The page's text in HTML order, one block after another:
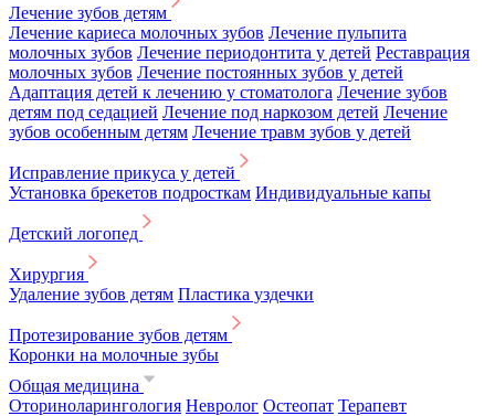
Лечение зубов детям
Лечение кариеса молочных зубов Лечение пульпита
молочных зубов Лечение периодонтита у детей Реставрация
молочных зубов Лечение постоянных зубов у детей
Адаптация детей к лечению у стоматолога Лечение зубов
детям под седацией Лечение под наркозом детей Лечение
зубов особенным детям Лечение травм зубов у детей
Исправление прикуса у детей
Установка брекетов подросткам Индивидуальные капы
Детский логопед
Хирургия
Удаление зубов детям Пластика уздечки
Протезирование зубов детям
Коронки на молочные зубы
Общая медицина
Оториноларингология Невролог Остеопат Терапевт